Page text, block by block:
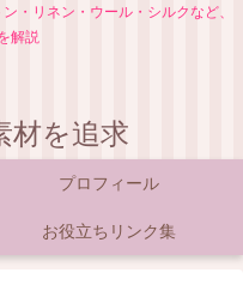
・リネン・ウール・シルクなど、
解説
材を追求
プロフィール
お役立ちリンク集